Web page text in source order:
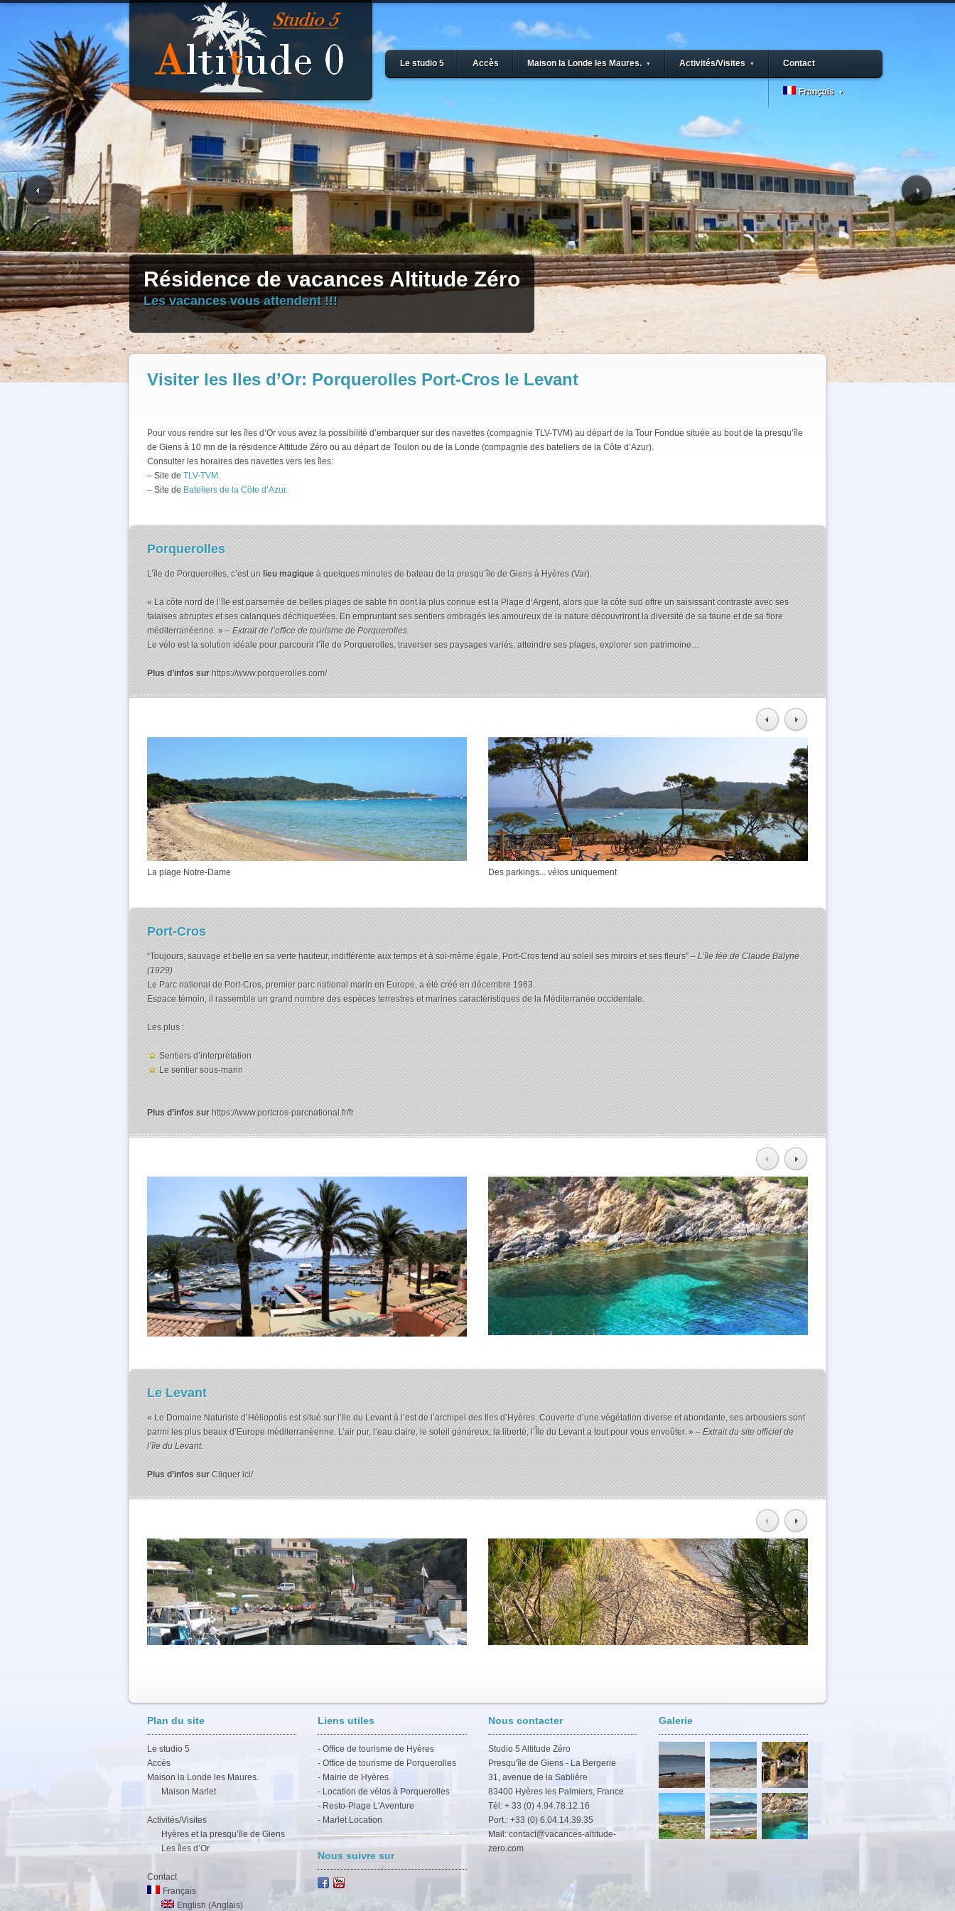
Résidence de vacances Altitude Zéro
Les vacances vous attendent !!!
Le studio 5 Accès Maison la Londe les Maures. ▼ Activités/Visites ▼ Contact
Français ▼
Visiter les Iles d’Or: Porquerolles Port-Cros le Levant
Pour vous rendre sur les îles d’Or vous avez la possibilité d’embarquer sur des navettes (compagnie TLV-TVM) au départ de la Tour Fondue située au bout de la presqu’île
de Giens à 10 mn de la résidence Altitude Zéro ou au départ de Toulon ou de la Londe (compagnie des bateliers de la Côte d’Azur).
Consulter les horaires des navettes vers les îles:
– Site de TLV-TVM.
– Site de Bateliers de la Côte d’Azur.
Porquerolles
L’île de Porquerolles, c’est unlieu magiqueà quelques minutes de bateau de la presqu’île de Giens à Hyères (Var).
« La côte nord de l’île est parsemée de belles plages de sable fin dont la plus connue est la Plage d‘Argent, alors que la côte sud offre un saisissant contraste avec ses
falaises abruptes et ses calanques déchiquetées. En empruntant ses sentiers ombragés les amoureux de la nature découvriront la diversité de sa faune et de sa flore
méditerranéenne. »– Extrait de l’office de tourisme de Porquerolles.
Le vélo est la solution idéale pour parcourir l’île de Porquerolles, traverser ses paysages variés, atteindre ses plages, explorer son patrimoine…
Plus d’infos sur https://www.porquerolles.com/
La plage Notre-Dame Des parkings... vélos uniquement
Port-Cros
“Toujours, sauvage et belle en sa verte hauteur, indifférente aux temps et à soi-même égale, Port-Cros tend au soleil ses miroirs et ses fleurs” –L’île fée de Claude Balyne
(1929)
Le Parc national de Port-Cros, premier parc national marin en Europe, a été créé en décembre 1963.
Espace témoin, il rassemble un grand nombre des espèces terrestres et marines caractéristiques de la Méditerranée occidentale.
Les plus :
Sentiers d’interprétation
Le sentier sous-marin
Plus d’infos sur https://www.portcros-parcnational.fr/fr
Le Levant
« Le Domaine Naturiste d’Héliopolis est situé sur l’Ile du Levant à l’est de l’archipel des Iles d’Hyères. Couverte d’une végétation diverse et abondante, ses arbousiers sont
parmi les plus beaux d’Europe méditerranéenne. L’air pur, l’eau claire, le soleil généreux, la liberté, l’Île du Levant a tout pour vous envoûter. »– Extrait du site officiel de
l’île du Levant.
Plus d’infos sur Cliquer ici/
Plan du site
Le studio 5
Accès
Maison la Londe les Maures.
Maison Marlet
Activités/Visites
Hyères et la presqu’île de Giens
Les îles d’Or
Contact
Français
English (Anglais)
Liens utiles
- Office de tourisme de Hyères
- Office de tourisme de Porquerolles
- Mairie de Hyères
- Location de vélos à Porquerolles
- Resto-Plage L'Aventure
- Marlet Location
Nous suivre sur
Nous contacter
Studio 5 Altitude Zéro
Presqu'île de Giens - La Bergerie
31, avenue de la Sablière
83400 Hyères les Palmiers, France
Tél: + 33 (0) 4.94.78.12.16
Port.: +33 (0) 6.04.14.39.35
Mail: contact@vacances-altitude-
zero.com
Galerie